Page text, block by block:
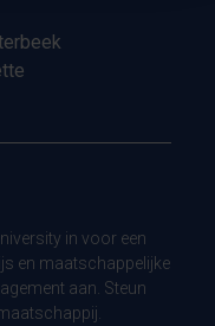
in voor een
en maatschappelijke
aan. Steun